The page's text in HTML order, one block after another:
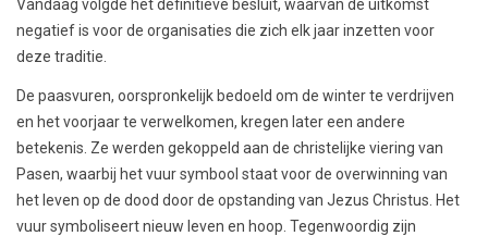
Vandaag volgde het definitieve besluit, waarvan de uitkomst
negatief is voor de organisaties die zich elk jaar inzetten voor
deze traditie.
De paasvuren, oorspronkelijk bedoeld om de winter te verdrijven
en het voorjaar te verwelkomen, kregen later een andere
betekenis. Ze werden gekoppeld aan de christelijke viering van
Pasen, waarbij het vuur symbool staat voor de overwinning van
het leven op de dood door de opstanding van Jezus Christus. Het
vuur symboliseert nieuw leven en hoop. Tegenwoordig zijn